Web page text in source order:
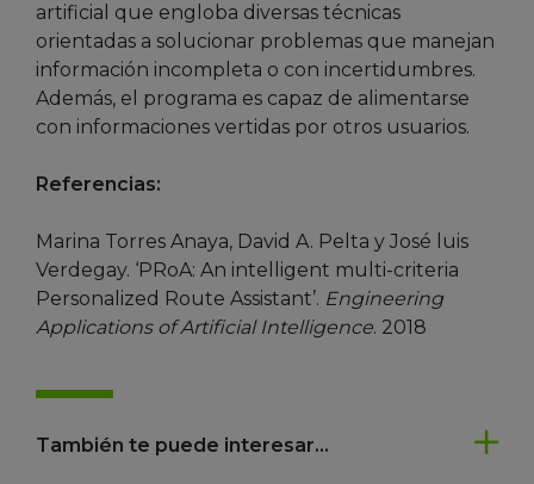
artificial que engloba diversas técnicas
orientadas a solucionar problemas que manejan
información incompleta o con incertidumbres.
Además, el programa es capaz de alimentarse
con informaciones vertidas por otros usuarios.
Referencias:
Marina Torres Anaya, David A. Pelta y José luis
Verdegay. ‘PRoA: An intelligent multi-criteria
Personalized Route Assistant’. Engineering
Applications of Artificial Intelligence. 2018
También te puede interesar...